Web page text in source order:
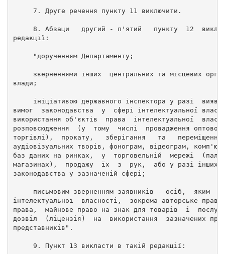
     7. Друге речення пункту 11 виключити.
8. Абзаци   другий - п'ятий   пункту  12
редакції:
     "дорученням Департаменту;
зверненнями інших  центральних та місцевих
влади;
ініціативою державного інспектора у разі
вимог  законодавства  у  сфері інтелектуальної
використання об'єктів  права  інтелектуальної
розповсюдження  (у  тому  числі  провадження
торгівлі),  прокату,   зберігання   та
аудіовізуальних творів, фонограм, відеограм,
баз даних на ринках,  у  торговельній  мережі
магазинах),  продажу  їх  з  рук,  або у разі інших
законодавства у зазначеній сфері;
письмовим зверненням заявників - осіб,  яким
інтелектуальної  власності,  зокрема авторське
права,  майнове право на знак для товарів  і
дозвіл  (ліцензія)  на  використання  зазначених
представників".
     9. Пункт 13 викласти в такій редакції: